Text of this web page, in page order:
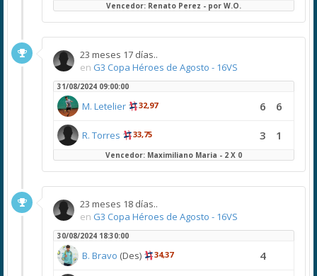
Vencedor: Renato Perez - por W.O.
23 meses 17 días..
en G3 Copa Héroes de Agosto - 16VS
31/08/2024 09:00:00
M. Letelier 32,97 6 6
R. Torres 33,75 3 1
Vencedor: Maximiliano Maria - 2 X 0
23 meses 18 días..
en G3 Copa Héroes de Agosto - 16VS
30/08/2024 18:30:00
B. Bravo (Des) 34,37 4